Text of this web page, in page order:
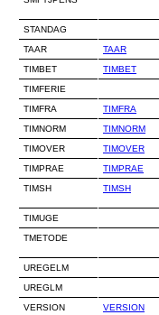
STANDAG
TAAR
TAAR
TIMBET
TIMBET
TIMFERIE
TIMFRA
TIMFRA
TIMNORM
TIMNORM
TIMOVER
TIMOVER
TIMPRAE
TIMPRAE
TIMSH
TIMSH
TIMUGE
TMETODE
UREGELM
UREGLM
VERSION
VERSION